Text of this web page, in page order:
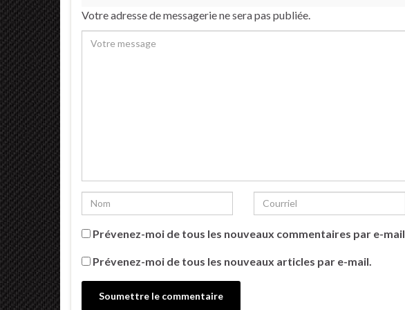
Votre adresse de messagerie ne sera pas publiée.
Prévenez-moi de tous les nouveaux commentaires par e-mail.
Prévenez-moi de tous les nouveaux articles par e-mail.